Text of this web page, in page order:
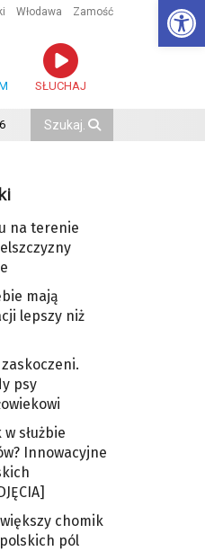
Włodawa Zamość
SŁUCHAJ
na terenie
mają
lepszy niż
psy
w służbie
Innowacyjne
chomik
pól